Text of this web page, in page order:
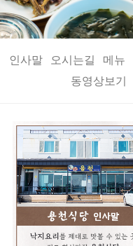
인사말 오시는길 메뉴
동영상보기